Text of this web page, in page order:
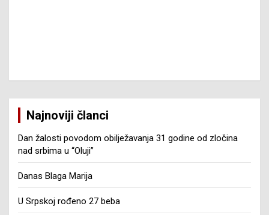
Najnoviji članci
Dan žalosti povodom obilježavanja 31 godine od zločina
nad srbima u “Oluji”
Danas Blaga Marija
U Srpskoj rođeno 27 beba